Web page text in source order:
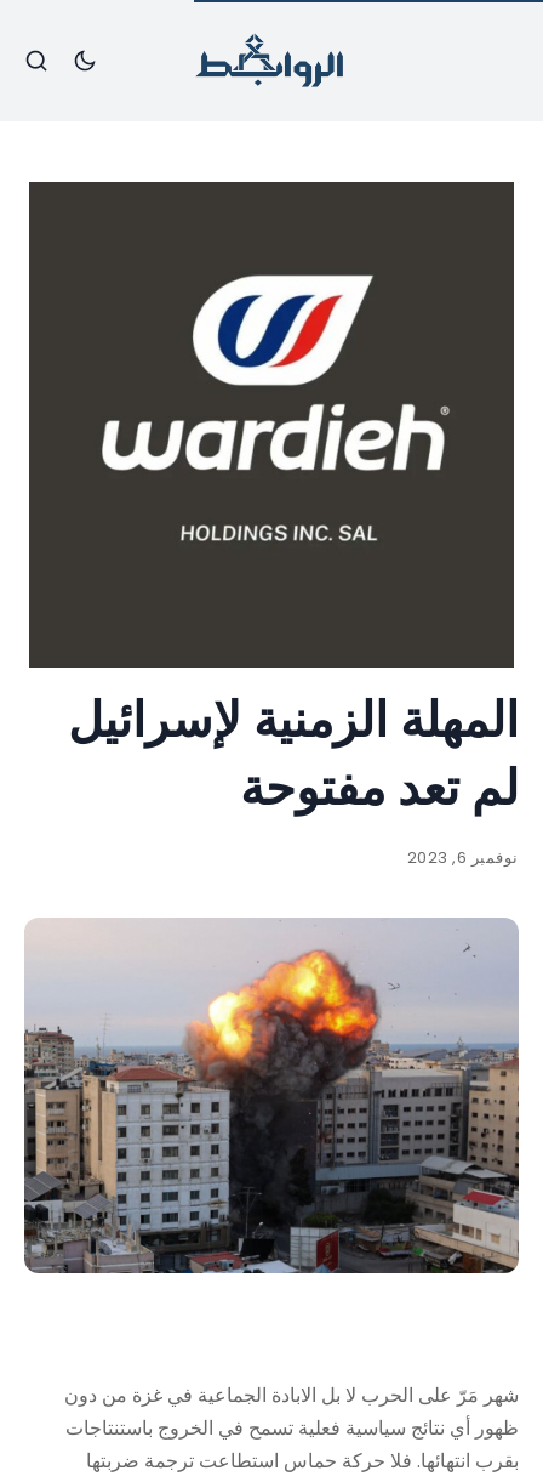
المهلة الزمنية لإسرائيل
لم تعد مفتوحة
نوفمبر 6, 2023
شهر مَرّ على الحرب لا بل الابادة الجماعية في غزة من دون
ظهور أي نتائج سياسية فعلية تسمح في الخروج باستنتاجات
بقرب انتهائها. فلا حركة حماس استطاعت ترجمة ضربتها